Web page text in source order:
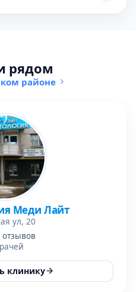
рядом
районе
Меди Лайт
ул, 20
отзывов
клинику